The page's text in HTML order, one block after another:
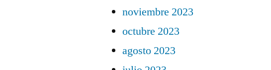
noviembre 2023
octubre 2023
agosto 2023